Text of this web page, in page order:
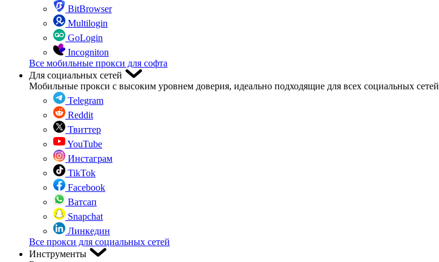
BitBrowser
Multilogin
GoLogin
Incogniton
Все мобильные прокси для софта
Для социальных сетей
Мобильные прокси с высоким уровнем доверия, идеально подходящие для всех социальных сетей
Telegram
Reddit
Твиттер
YouTube
Инстаграм
TikTok
Facebook
Ватсап
Snapchat
Линкедин
Все прокси для социальных сетей
Инструменты